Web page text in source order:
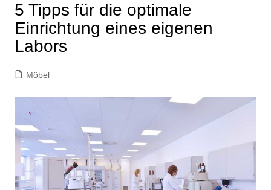
5 Tipps für die optimale
Einrichtung eines eigenen
Labors
Möbel